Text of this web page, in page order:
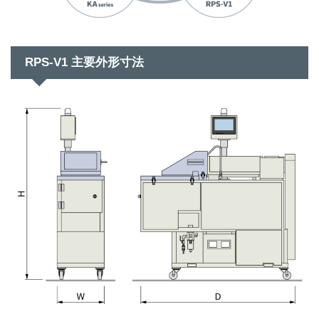
RPS-V1 主要外形寸法